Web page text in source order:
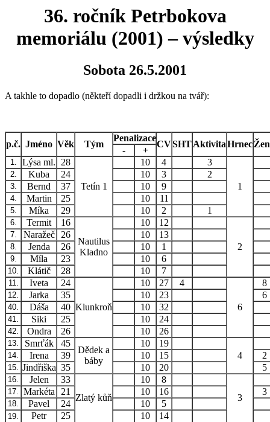
36. ročník Petrbokova
memoriálu (2001) – výsledky
Sobota 26.5.2001
A takhle to dopadlo (někteří dopadli i držkou na tvář):
p.č. Jméno Věk Tým
Penalizace
CVSHTAktivitaHrnec
- +
1. Lýsa ml. 28
Tetín 1
10 4 3
1
2. Kuba 24 10 3 2
3. Bernd 37 10 9
4. Martin 25 10 11
5. Míka 29 10 2 1
6. Termit
16
Nautilus
Kladno
10 12
2
7. Naražeč 26 10 13
8. Jenda 26 10 1
9. Míla 23 10 6
10. Klátič 28 10 7
11. Iveta 24
Klunkroň
10 27 4
6
8
12. Jarka 35 10 23 6
40. Dáša 40 10 32
41. Siki 25 10 24
42. Ondra 26 10 26
13. Smrťák 45
Dědek a
báby
10
19
4
14. Irena 39 10 15 2
15. Jindřiška 35 10 20 5
16. Jelen
33
Zlatý kůň
10
8
3
17. Markéta 21 10 16 3
18. Pavel 24 10 5
19. Petr 25 10 14